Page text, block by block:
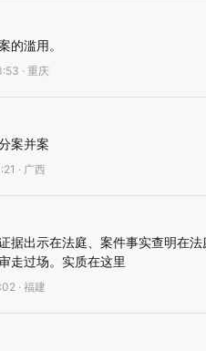
的滥用。
· 重庆
案并案
· 广西
据出示在法庭、案件事实查明在
走过场。实质在这里
· 福建